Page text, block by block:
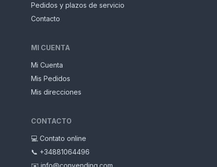
Pedidos y plazos de servicio
Contacto
MI CUENTA
Mi Cuenta
Mis Pedidos
Mis direcciones
CONTACTO
💻 Contato online
📞 +34881064496
✉️ info@convending.com